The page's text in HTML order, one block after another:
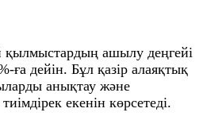
ашылу деңгейі
дейін. Бұл қазір алаяқтық
анықтау және
екенін көрсетеді.